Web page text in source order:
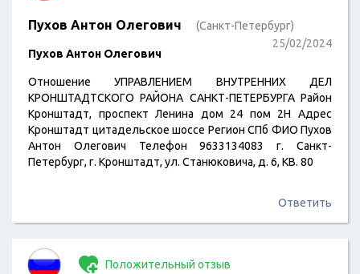
Пухов Антон Олегович
(Санкт-Петербург)
25/02/2024
Пухов Антон Олегович
Отношение УПРАВЛЕНИЕМ ВНУТРЕННИХ ДЕЛ
КРОНШТАДТСКОГО РАЙОНА САНКТ-ПЕТЕРБУРГА Район
Кронштадт, проспект Ленина дом 24 пом 2Н Адрес
Кронштадт цитадельское шоссе Регион СПб ФИО Пухов
Антон Олегович Телефон 9633134083 г. Санкт-
Петербург, г. Кронштадт, ул. Станюковича, д. 6, КВ. 80
Ответить
Положительный отзыв